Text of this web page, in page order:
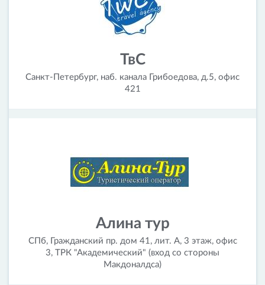
ТвС
Санкт-Петербург, наб. канала Грибоедова, д.5, офис
421
Алина тур
СПб, Гражданский пр. дом 41, лит. А, 3 этаж, офис
3, ТРК "Академический" (вход со стороны
Макдоналдса)